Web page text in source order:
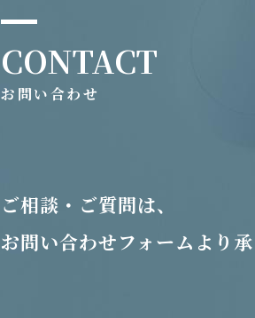
CONTACT
お問い合わせ
ご相談・ご質問は、
お問い合わせフォームより承